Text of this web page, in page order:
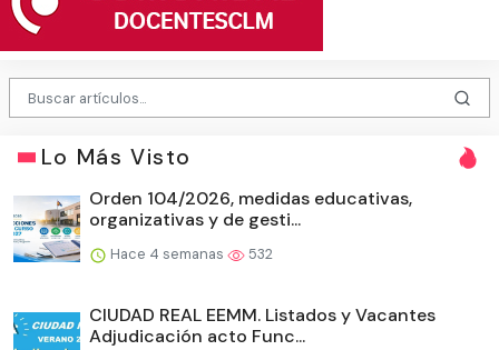
Lo Más Visto
Orden 104/2026, medidas educativas,
organizativas y de gesti...
Hace 4 semanas 532
CIUDAD REAL EEMM. Listados y Vacantes
Adjudicación acto Func...